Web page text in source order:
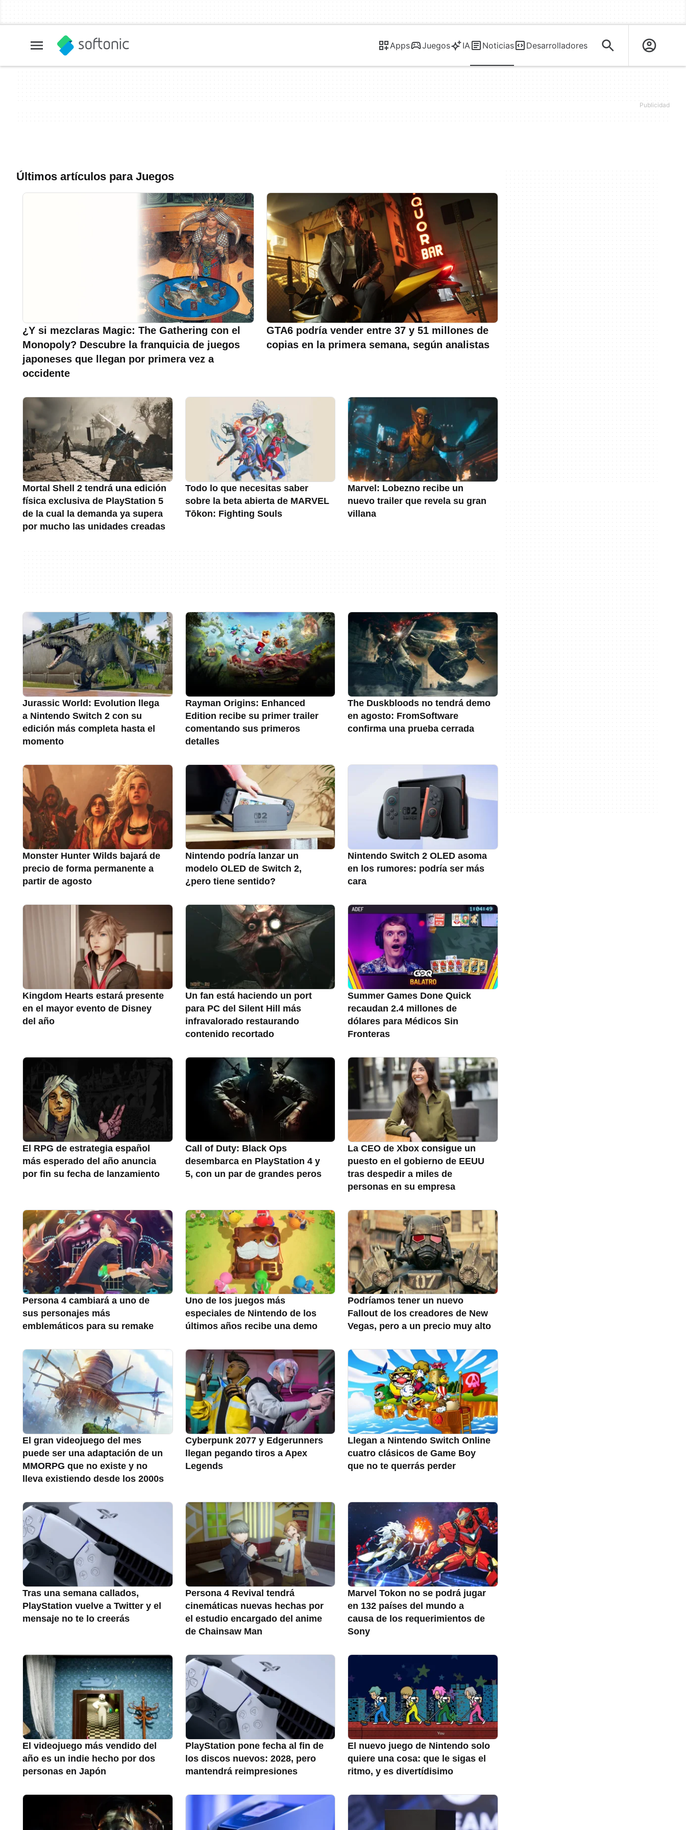
Apps Juegos IA Noticias Desarrolladores
Últimos artículos para Juegos
¿Y si mezclaras Magic: The Gathering con el
Monopoly? Descubre la franquicia de juegos
japoneses que llegan por primera vez a
occidente
GTA6 podría vender entre 37 y 51 millones de
copias en la primera semana, según analistas
Mortal Shell 2 tendrá una edición
física exclusiva de PlayStation 5
de la cual la demanda ya supera
por mucho las unidades creadas
Todo lo que necesitas saber
sobre la beta abierta de MARVEL
Tōkon: Fighting Souls
Marvel: Lobezno recibe un
nuevo trailer que revela su gran
villana
Jurassic World: Evolution llega
a Nintendo Switch 2 con su
edición más completa hasta el
momento
Rayman Origins: Enhanced
Edition recibe su primer trailer
comentando sus primeros
detalles
The Duskbloods no tendrá demo
en agosto: FromSoftware
confirma una prueba cerrada
Monster Hunter Wilds bajará de
precio de forma permanente a
partir de agosto
Nintendo podría lanzar un
modelo OLED de Switch 2,
¿pero tiene sentido?
Nintendo Switch 2 OLED asoma
en los rumores: podría ser más
cara
Kingdom Hearts estará presente
en el mayor evento de Disney
del año
Un fan está haciendo un port
para PC del Silent Hill más
infravalorado restaurando
contenido recortado
Summer Games Done Quick
recaudan 2.4 millones de
dólares para Médicos Sin
Fronteras
El RPG de estrategia español
más esperado del año anuncia
por fin su fecha de lanzamiento
Call of Duty: Black Ops
desembarca en PlayStation 4 y
5, con un par de grandes peros
La CEO de Xbox consigue un
puesto en el gobierno de EEUU
tras despedir a miles de
personas en su empresa
Persona 4 cambiará a uno de
sus personajes más
emblemáticos para su remake
Uno de los juegos más
especiales de Nintendo de los
últimos años recibe una demo
Podríamos tener un nuevo
Fallout de los creadores de New
Vegas, pero a un precio muy alto
El gran videojuego del mes
puede ser una adaptación de un
MMORPG que no existe y no
lleva existiendo desde los 2000s
Cyberpunk 2077 y Edgerunners
llegan pegando tiros a Apex
Legends
Llegan a Nintendo Switch Online
cuatro clásicos de Game Boy
que no te querrás perder
Tras una semana callados,
PlayStation vuelve a Twitter y el
mensaje no te lo creerás
Persona 4 Revival tendrá
cinemáticas nuevas hechas por
el estudio encargado del anime
de Chainsaw Man
Marvel Tokon no se podrá jugar
en 132 países del mundo a
causa de los requerimientos de
Sony
El videojuego más vendido del
año es un indie hecho por dos
personas en Japón
PlayStation pone fecha al fin de
los discos nuevos: 2028, pero
mantendrá reimpresiones
El nuevo juego de Nintendo solo
quiere una cosa: que le sigas el
ritmo, y es divertídisimo